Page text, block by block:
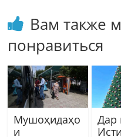
Вам также
понравиться
Мушоҳидаҳо
и
Дар